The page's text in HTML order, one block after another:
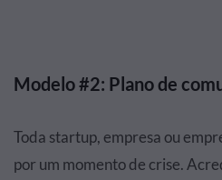
Modelo #2: Plano de
Toda startup, empresa ou
por um momento de crise.